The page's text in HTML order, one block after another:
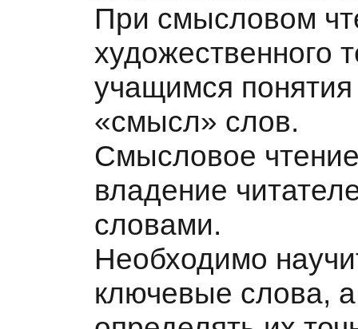
При смысловом
художественного
учащимся
«смысл» слов.
Смысловое
владение
словами.
Необходимо
ключевые слова,